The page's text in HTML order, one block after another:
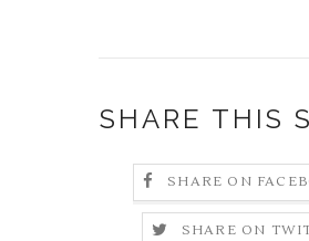
SHARE THIS
SHARE ON
SHARE ON